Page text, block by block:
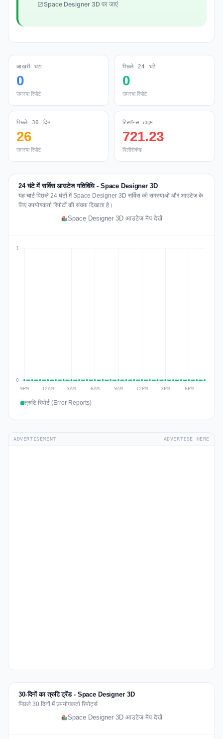
Space Designer 3D पर जाएं
आखरी घंटा
0
समस्या रिपोर्ट
पिछले 24 घंटे
0
समस्या रिपोर्ट
पिछले 30 दिन
26
समस्या रिपोर्ट
रिस्पॉन्स टाइम
721.23
मिलीसेकंड
24 घंटे में सर्विस आउटेज गतिविधि - Space Designer 3D
यह चार्ट पिछले 24 घंटों में Space Designer 3D सर्विस की समस्याओं और आउटेज के
लिए उपयोगकर्ता रिपोर्टों की संख्या दिखाता है।
Space Designer 3D आउटेज मैप देखें
त्रुटि रिपोर्ट (Error Reports)
ADVERTISEMENT ADVERTISE HERE
30-दिनों का त्रुटि ट्रेंड - Space Designer 3D
पिछले 30 दिनों में उपयोगकर्ता रिपोर्ट्स
Space Designer 3D आउटेज मैप देखें